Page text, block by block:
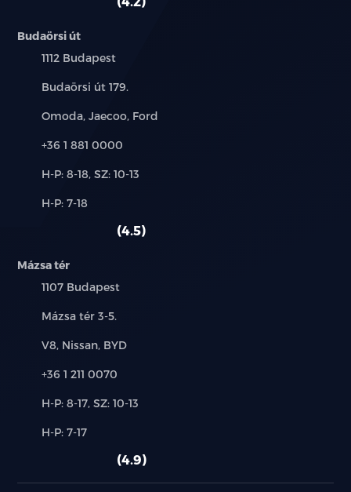
Oldallégzsákok: elöl
Függönylégzsákok: elöléshátul
elosztással(EBD)
Automatikusvészvillogóvészfékezésesetén
Hátsóparkolószenzor
12 parkolószenzor: Elöl, hátulésoldalvédelemmel
Elektromosparkolófék
Elektronikusmenetstabilizálórendszer(ESP)
Intelligenssebességkorlátozórendszer
Budaörsi út
Település:
1112 Budapest
Cím:
Budaörsi út 179.
Márkák:
Omoda, Jaecoo, Ford
Telefon:
+36 1 881 0000
Új-
használt
H-P: 8-18, SZ: 10-13
Alkatrész,
H-P: 7-18
4.5
Mázsa tér
Település:
1107 Budapest
Cím:
Mázsa tér 3-5.
Márkák:
V8, Nissan, BYD
Telefon:
+36 1 211 0070
Új-
használt
H-P: 8-17, SZ: 10-13
Alkatrész,
H-P: 7-17
4.9